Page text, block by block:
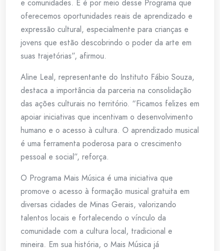
e comunidades. E é por meio desse Programa que
oferecemos oportunidades reais de aprendizado e
expressão cultural, especialmente para crianças e
jovens que estão descobrindo o poder da arte em
suas trajetórias”, afirmou.
Aline Leal, representante do Instituto Fábio Souza,
destaca a importância da parceria na consolidação
das ações culturais no território. “Ficamos felizes em
apoiar iniciativas que incentivam o desenvolvimento
humano e o acesso à cultura. O aprendizado musical
é uma ferramenta poderosa para o crescimento
pessoal e social”, reforça.
O Programa Mais Música é uma iniciativa que
promove o acesso à formação musical gratuita em
diversas cidades de Minas Gerais, valorizando
talentos locais e fortalecendo o vínculo da
comunidade com a cultura local, tradicional e
mineira. Em sua história, o Mais Música já